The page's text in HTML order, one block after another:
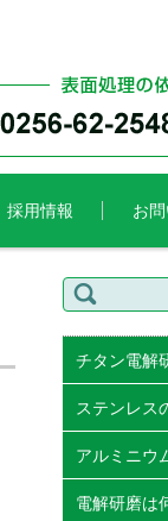
採用情報 お
検
索:
チタン電解
ステンレス
アルミニウ
電解研磨は